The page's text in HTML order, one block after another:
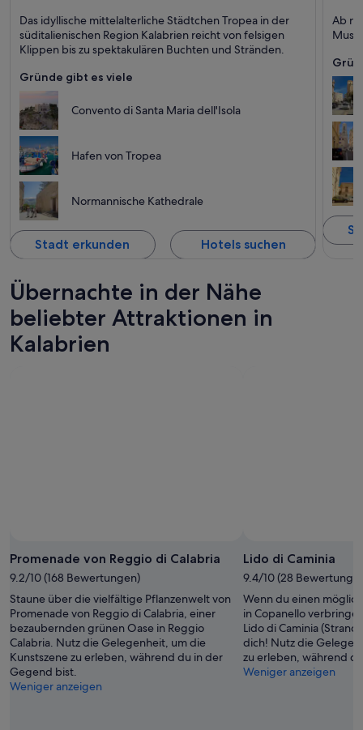
Meer, Luxus und Kleinstadt
Das idyllische mittelalterliche Städtchen Tropea in der
süditalienischen Region Kalabrien reicht von felsigen
Klippen bis zu spektakulären Buchten und Stränden.
Gründe gibt es viele
Convento di Santa Maria dell'Isola
Hafen von Tropea
Normannische Kathedrale
Stadt erkunden Hotels suchen
Ab
Übernachte in der Nähe
beliebter Attraktionen in
Kalabrien
Foto
von
Paolo
Ciafardini
Promenade von Reggio di Calabria
9.2/10 (168 Bewertungen)
Staune über die vielfältige Pflanzenwelt von
Promenade von Reggio di Calabria, einer
bezaubernden grünen Oase in Reggio
Calabria. Nutz die Gelegenheit, um die
Kunstszene zu erleben, während du in der
Gegend bist.
Weniger anzeigen
Lido di Caminia
9.4/10 (28
Wenn du einen
in Copanello
Lido di Caminia
dich! Nutz die
zu erleben, während
Weniger anzeigen